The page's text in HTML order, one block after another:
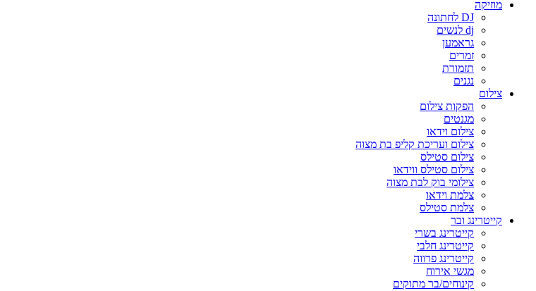
מוזיקה
DJ לחתונה
dj לנשים
גראמען
זמרים
תזמורת
נגנים
צילום
הפקות צילום
מגנטים
צילום וידאו
צילום ועריכת קליפ בת מצוה
צילום סטילס
צילום סטילס ווידאו
צילומי בוק לבת מצוה
צלמת וידאו
צלמת סטילס
קייטרינג ובר
קייטרינג בשרי
קייטרינג חלבי
קייטרינג פרווה
מגשי אירוח
קינוחים/בר מתוקים